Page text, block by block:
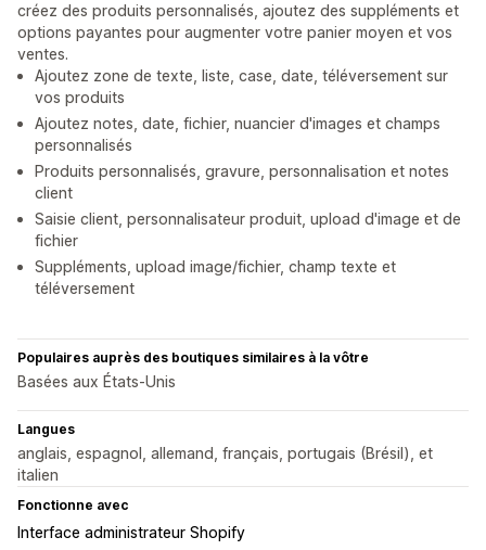
créez des produits personnalisés, ajoutez des suppléments et
options payantes pour augmenter votre panier moyen et vos
ventes.
Ajoutez zone de texte, liste, case, date, téléversement sur
vos produits
Ajoutez notes, date, fichier, nuancier d'images et champs
personnalisés
Produits personnalisés, gravure, personnalisation et notes
client
Saisie client, personnalisateur produit, upload d'image et de
fichier
Suppléments, upload image/fichier, champ texte et
téléversement
Populaires auprès des boutiques similaires à la vôtre
Basées aux États-Unis
Langues
anglais, espagnol, allemand, français, portugais (Brésil), et
italien
Fonctionne avec
Interface administrateur Shopify